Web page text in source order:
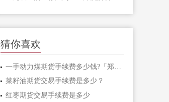
猜你喜欢
菜籽油期货交易手续费是多少？
红枣期货交易手续费是多少